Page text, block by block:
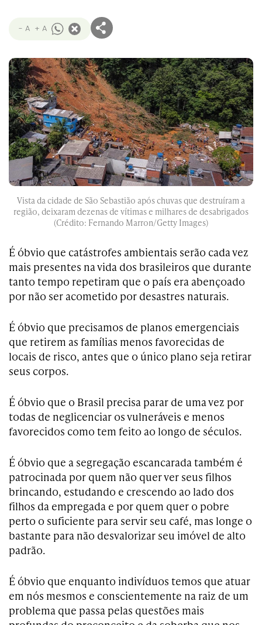
- A + A
Vista da cidade de São Sebastião após chuvas que destruíram a
região, deixaram dezenas de vítimas e milhares de desabrigados
(Crédito: Fernando Marron/Getty Images)
É óbvio que catástrofes ambientais serão cada vez
mais presentes na vida dos brasileiros que durante
tanto tempo repetiram que o país era abençoado
por não ser acometido por desastres naturais.
É óbvio que precisamos de planos emergenciais
que retirem as famílias menos favorecidas de
locais de risco, antes que o único plano seja retirar
seus corpos.
É óbvio que o Brasil precisa parar de uma vez por
todas de neglicenciar os vulneráveis e menos
favorecidos como tem feito ao longo de séculos.
É óbvio que a segregação escancarada também é
patrocinada por quem não quer ver seus filhos
brincando, estudando e crescendo ao lado dos
filhos da empregada e por quem quer o pobre
perto o suficiente para servir seu café, mas longe o
bastante para não desvalorizar seu imóvel de alto
padrão.
É óbvio que enquanto indivíduos temos que atuar
em nós mesmos e conscientemente na raiz de um
problema que passa pelas questões mais